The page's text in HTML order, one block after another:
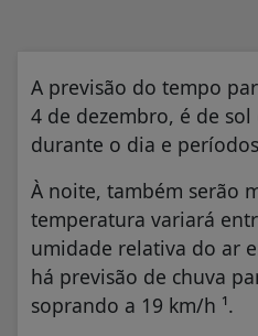
A previsão do tempo
4 de dezembro, é de
durante o dia e
À noite, também serão
temperatura variará
umidade relativa do ar
há previsão de chuva
soprando a 19 km/h ¹.